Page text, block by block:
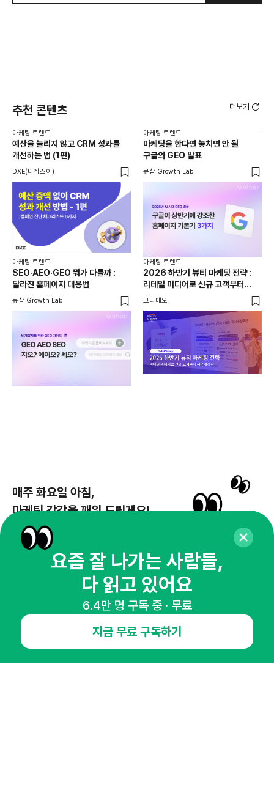
추천 콘텐츠 더보기
마케팅 트렌드
예산을 늘리지 않고 CRM 성과를
개선하는 법 (1편)
DXE(디엑스이)
마케팅 트렌드
마케팅을 한다면 놓치면 안 될
구글의 GEO 발표
큐샵 Growth Lab
마케팅 트렌드
SEO·AEO·GEO 뭐가 다를까 :
달라진 홈페이지 대응법
큐샵 Growth Lab
마케팅 트렌드
2026 하반기 뷰티 마케팅 전략 :
리테일 미디어로 신규 고객부터
재구매까지
크리테오
매주 화요일 아침,
마케팅 감각을 깨워 드릴게요!
65,043명의 마케터를 성장시키는 뉴스레터
뉴스레터 구독하기
NHN AD
오픈애즈란
요즘 잘 나가는 사람들,
다 읽고 있어요
6.4만 명 구독 중 · 무료
지금 무료 구독하기